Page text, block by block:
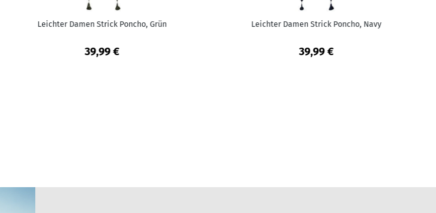
Leichter Damen Strick Poncho, Grün
39,99 €
Leichter Damen Strick Poncho, Navy
39,99 €